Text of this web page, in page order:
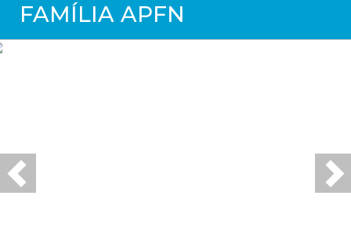
FAMÍLIA APFN
Previous